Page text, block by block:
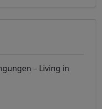
– Living in